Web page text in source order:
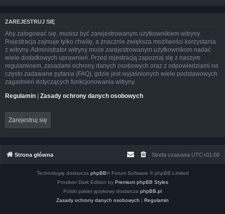
ZAREJESTRUJ SIĘ
Aby zalogować się, musisz być zarejestrowanym użytkownikiem witryny.
Rejestracja zajmuje tylko chwilę, a znacznie zwiększa możliwości korzystania
z witryny. Administrator witryny może zarejestrowanym użytkownikom nadać
wiele dodatkowych uprawnień. Przed rejestracją zapoznaj się z naszym
regulaminem, zasadami ochrony danych osobowych oraz z odpowiedziami na
często zadawane pytania (FAQ), gdzie jest wyjaśnionych wiele podstawowych
zagadnień dotyczących funkcjonowania witryny.
Regulamin | Zasady ochrony danych osobowych
Zarejestruj się
Strona główna Strefa czasowa UTC+01:00
Technologię dostarcza phpBB® Forum Software © phpBB Limited
Prosilver Dark Edition by Premium phpBB Styles
Polski pakiet językowy dostarcza phpBB.pl
Zasady ochrony danych osobowych | Regulamin